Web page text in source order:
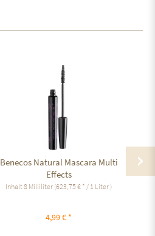
Benecos Natural Mascara Multi
Effects
Inhalt8 Milliliter (623,75 € * / 1 Liter )
4,99 € *